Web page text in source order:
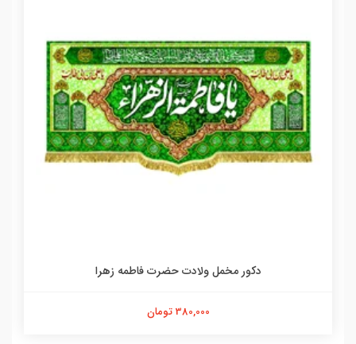
دکور مخمل ولادت حضرت فاطمه زهرا
380,000 تومان